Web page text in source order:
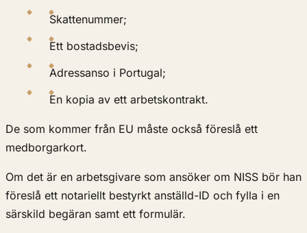
Skattenummer;
Ett bostadsbevis;
Adressanso i Portugal;
En kopia av ett arbetskontrakt.
De som kommer från EU måste också föreslå ett
medborgarkort.
Om det är en arbetsgivare som ansöker om NISS bör han
föreslå ett notariellt bestyrkt anställd-ID och fylla i en
särskild begäran samt ett formulär.